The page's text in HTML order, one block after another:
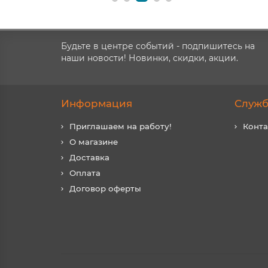
Будьте в центре событий - подпишитесь на
наши новости! Новинки, скидки, акции.
Информация
Приглашаем на работу!
О магазине
Доставка
Оплата
Договор оферты